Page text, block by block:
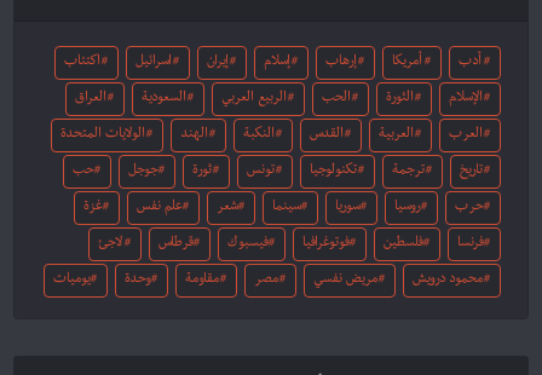
أدب أمريكا إرهاب إسلام إيران اسرائيل اكتئاب
الإسلام الثورة الحب الربيع العربي السعودية العراق
العرب العربية القدس النكبة الهند الولايات المتحدة
تاريخ ترجمة تكنولوجيا تونس ثورة جوجل حب
حرب روسيا سوريا سينما شعر علم نفس غزة
فرنسا فلسطين فوتوغرافيا فيسبوك قرطاس لاجئ
محمود درويش مريض نفسي مصر مقاومة وحدة يوميات